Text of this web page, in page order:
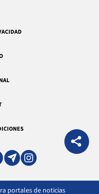
portales de noticias